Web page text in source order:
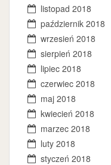
listopad 2018
październik 2018
wrzesień 2018
sierpień 2018
lipiec 2018
czerwiec 2018
maj 2018
kwiecień 2018
marzec 2018
luty 2018
styczeń 2018